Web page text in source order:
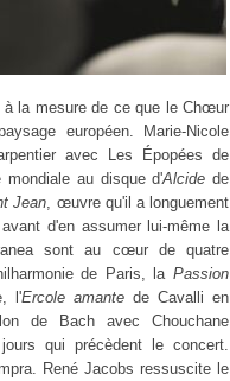
la mesure de ce que le Chœur
européen. Marie-Nicole
avec Les Épopées de
mondiale au disque d'Alcide de
Jean, œuvre qu'il a longuement
d'en assumer lui-même la
sont au cœur de quatre
de Paris, la Passion
l'Ercole amante de Cavalli en
de Bach avec Chouchane
qui précèdent le concert.
René Jacobs ressuscite le